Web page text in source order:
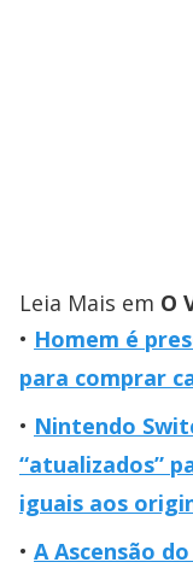
Leia Mais em O
Homem é
para comprar
Nintendo
“atualizados”
iguais aos
A Ascensão